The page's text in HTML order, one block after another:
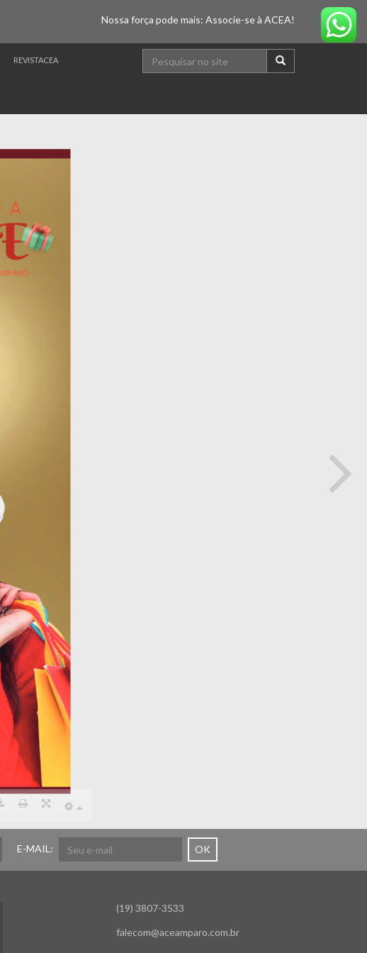
Nossa força pode mais: Associe-se à ACEA!
REVISTACEA
E-MAIL: OK
(19) 3807-3533
falecom@aceamparo.com.br